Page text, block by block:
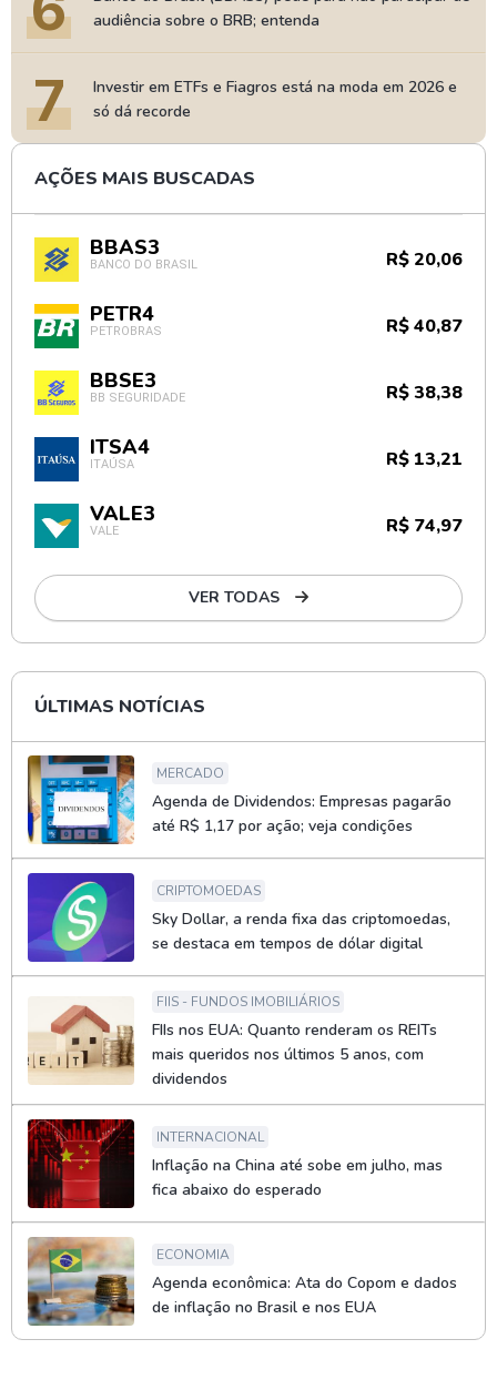
audiência sobre o BRB; entenda
7
Investir em ETFs e Fiagros está na moda em 2026 e
só dá recorde
AÇÕES MAIS BUSCADAS
BBAS3
BANCO DO BRASIL R$ 20,06
PETR4
PETROBRAS R$ 40,87
BBSE3
BB SEGURIDADE R$ 38,38
ITSA4
ITAÚSA R$ 13,21
VALE3
VALE R$ 74,97
VER TODAS
ÚLTIMAS NOTÍCIAS
MERCADO
Agenda de Dividendos: Empresas pagarão
até R$ 1,17 por ação; veja condições
CRIPTOMOEDAS
Sky Dollar, a renda fixa das criptomoedas,
se destaca em tempos de dólar digital
FIIS - FUNDOS IMOBILIÁRIOS
FIIs nos EUA: Quanto renderam os REITs
mais queridos nos últimos 5 anos, com
dividendos
INTERNACIONAL
Inflação na China até sobe em julho, mas
fica abaixo do esperado
ECONOMIA
Agenda econômica: Ata do Copom e dados
de inflação no Brasil e nos EUA